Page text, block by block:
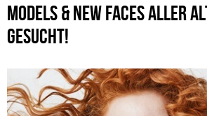
MODELS & NEW FACES ALLER
GESUCHT!